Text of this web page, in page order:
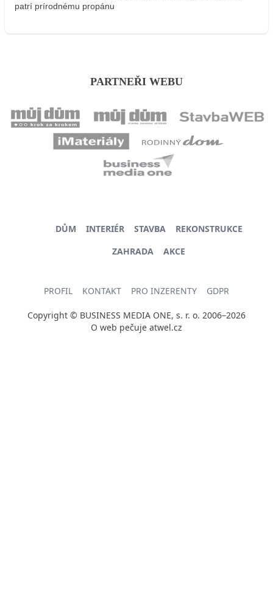
patrí prírodnému propánu
PARTNEŘI WEBU
DŮM INTERIÉR STAVBA
REKONSTRUKCE
ZAHRADA
AKCE
PROFIL KONTAKT PRO INZERENTY GDPR
Copyright © BUSINESS MEDIA ONE, s. r. o. 2006–2026